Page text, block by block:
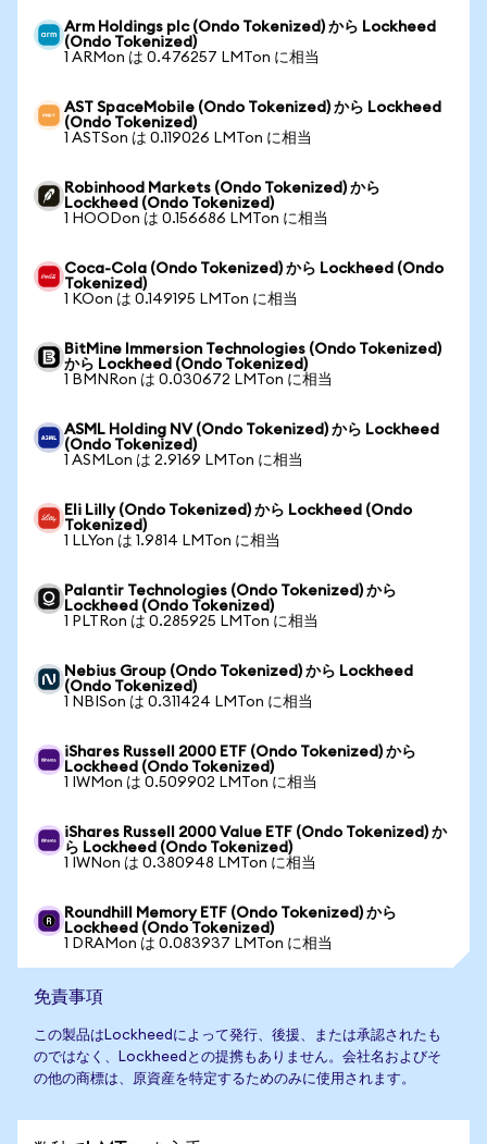
Arm Holdings plc (Ondo Tokenized) から Lockheed
(Ondo Tokenized)
1 ARMon は 0.476257 LMTon に相当
AST SpaceMobile (Ondo Tokenized) から Lockheed
(Ondo Tokenized)
1 ASTSon は 0.119026 LMTon に相当
Robinhood Markets (Ondo Tokenized) から
Lockheed (Ondo Tokenized)
1 HOODon は 0.156686 LMTon に相当
Coca-Cola (Ondo Tokenized) から Lockheed (Ondo
Tokenized)
1 KOon は 0.149195 LMTon に相当
BitMine Immersion Technologies (Ondo Tokenized)
から Lockheed (Ondo Tokenized)
1 BMNRon は 0.030672 LMTon に相当
ASML Holding NV (Ondo Tokenized) から Lockheed
(Ondo Tokenized)
1 ASMLon は 2.9169 LMTon に相当
Eli Lilly (Ondo Tokenized) から Lockheed (Ondo
Tokenized)
1 LLYon は 1.9814 LMTon に相当
Palantir Technologies (Ondo Tokenized) から
Lockheed (Ondo Tokenized)
1 PLTRon は 0.285925 LMTon に相当
Nebius Group (Ondo Tokenized) から Lockheed
(Ondo Tokenized)
1 NBISon は 0.311424 LMTon に相当
iShares Russell 2000 ETF (Ondo Tokenized) から
Lockheed (Ondo Tokenized)
1 IWMon は 0.509902 LMTon に相当
iShares Russell 2000 Value ETF (Ondo Tokenized) か
ら Lockheed (Ondo Tokenized)
1 IWNon は 0.380948 LMTon に相当
Roundhill Memory ETF (Ondo Tokenized) から
Lockheed (Ondo Tokenized)
1 DRAMon は 0.083937 LMTon に相当
免責事項
この製品はLockheedによって発行、後援、または承認されたも
のではなく、Lockheedとの提携もありません。会社名およびそ
の他の商標は、原資産を特定するためのみに使用されます。